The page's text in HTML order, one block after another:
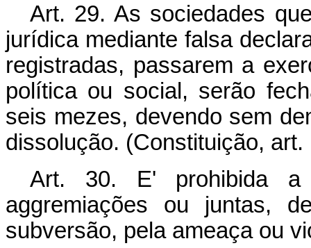
Art. 29. As sociedades
jurídica mediante falsa
registradas, passarem a
política ou social, serão
seis mezes, devendo sem
dissolução. (Constituição, art.
Art. 30. E' prohibida a
aggremiações ou juntas,
subversão, pela ameaça ou